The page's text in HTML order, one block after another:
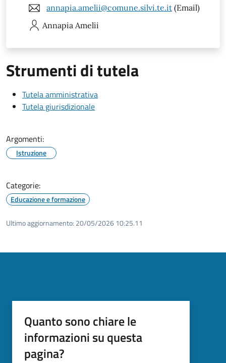
annapia.amelii@comune.silvi.te.it (Email)
Annapia Amelii
Strumenti di tutela
Tutela amministrativa
Tutela giurisdizionale
Argomenti:
Istruzione
Categorie:
Educazione e formazione
Ultimo aggiornamento: 20/05/2026 10:25.11
Quanto sono chiare le
informazioni su questa
pagina?